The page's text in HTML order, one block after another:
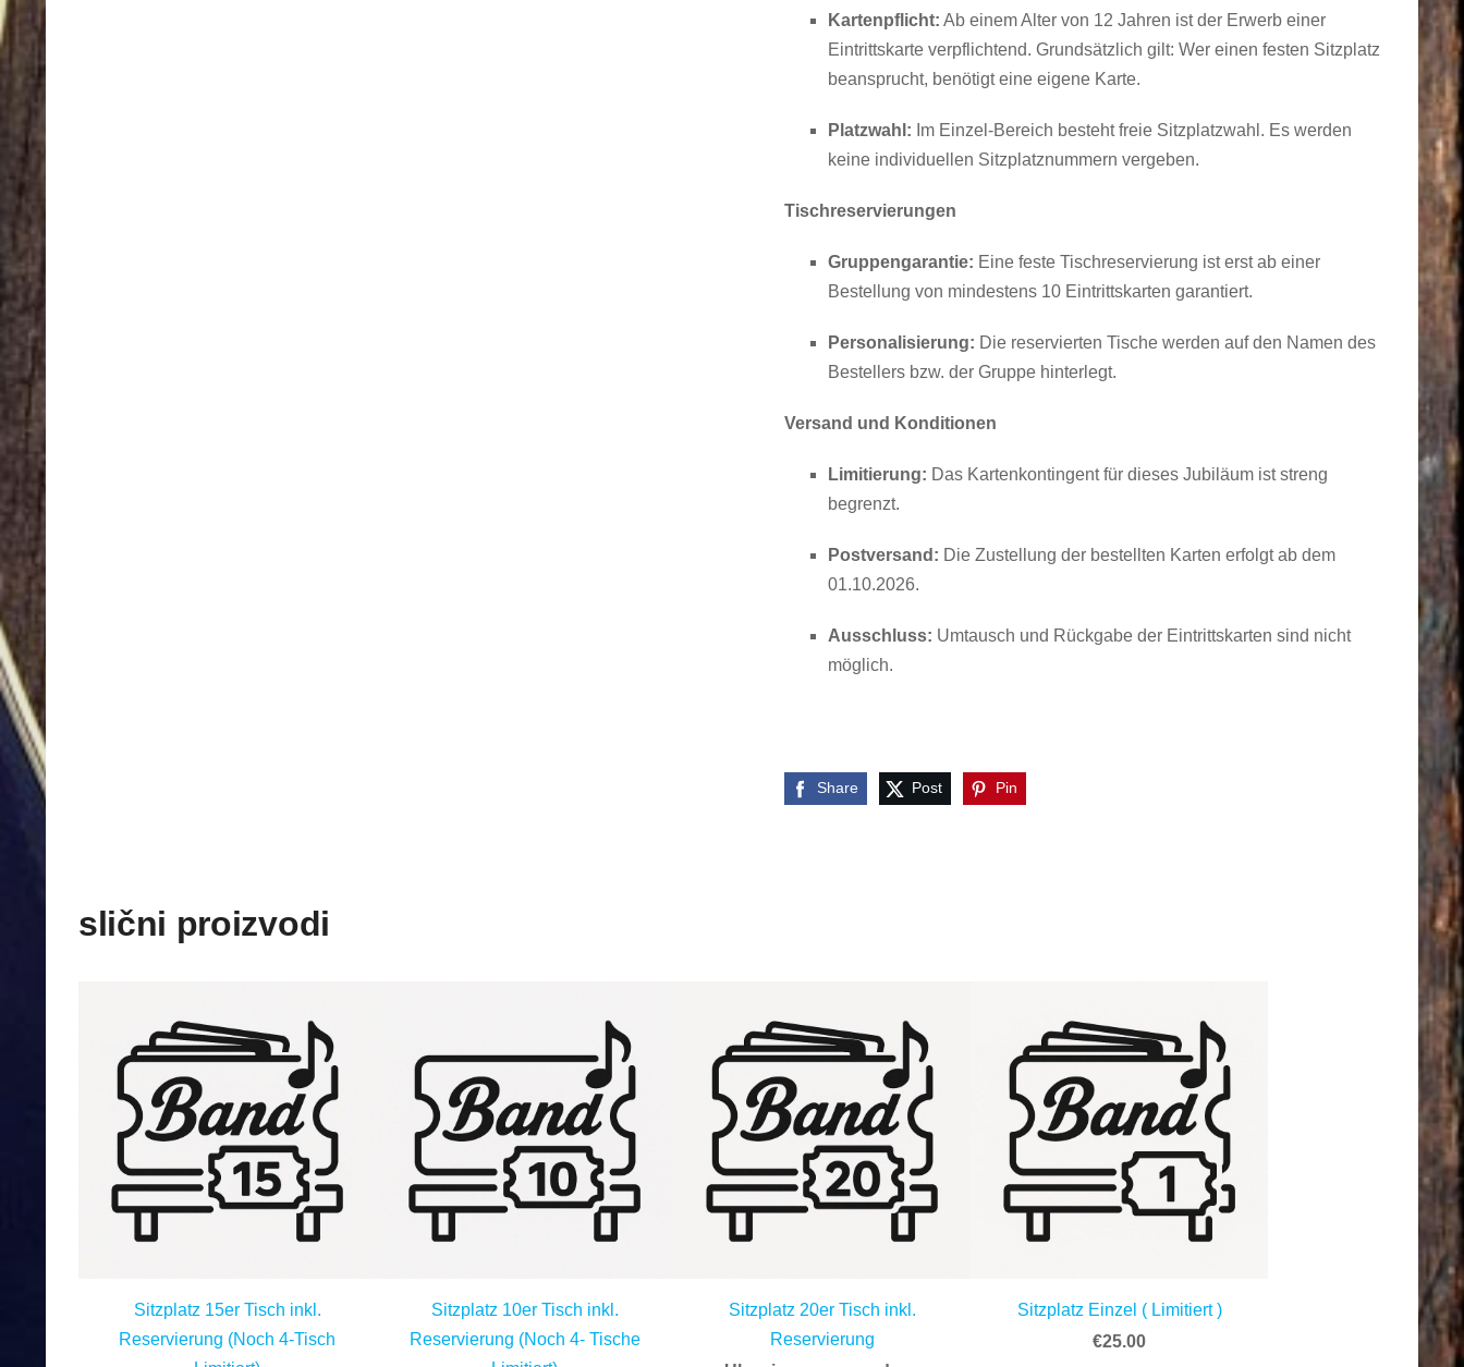
Kartenpflicht: Ab einem Alter von 12 Jahren ist der Erwerb einer
Eintrittskarte verpflichtend. Grundsätzlich gilt: Wer einen festen Sitzplatz
beansprucht, benötigt eine eigene Karte.
Platzwahl: Im Einzel-Bereich besteht freie Sitzplatzwahl. Es werden
keine individuellen Sitzplatznummern vergeben.
Tischreservierungen
Gruppengarantie: Eine feste Tischreservierung ist erst ab einer
Bestellung von mindestens 10 Eintrittskarten garantiert.
Personalisierung: Die reservierten Tische werden auf den Namen des
Bestellers bzw. der Gruppe hinterlegt.
Versand und Konditionen
Limitierung: Das Kartenkontingent für dieses Jubiläum ist streng
begrenzt.
Postversand: Die Zustellung der bestellten Karten erfolgt ab dem
01.10.2026.
Ausschluss: Umtausch und Rückgabe der Eintrittskarten sind nicht
möglich.
Share Post Pin
slični proizvodi
Sitzplatz 15er Tisch inkl.
Reservierung (Noch 4-Tisch
Sitzplatz 10er Tisch inkl.
Reservierung (Noch 4- Tische
Sitzplatz 20er Tisch inkl.
Reservierung
Sitzplatz Einzel ( Limitiert )
€25.00